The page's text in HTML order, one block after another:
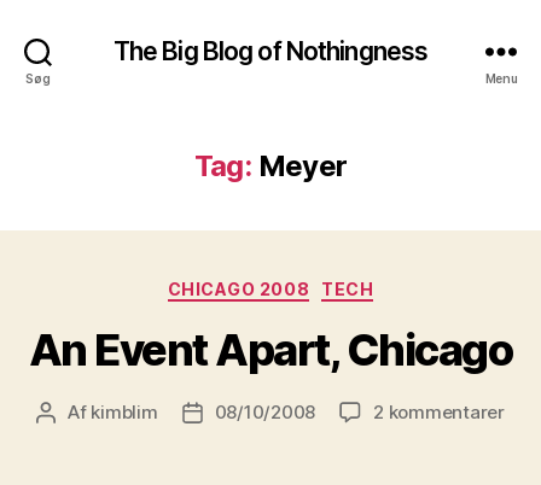
Søg
The Big Blog of Nothingness
Menu
Tag: Meyer
Kategorier
CHICAGO 2008 TECH
An Event Apart, Chicago
Indlægsforfatter
Af kimblim Indlægsdato
08/10/2008 2 kommentarertil